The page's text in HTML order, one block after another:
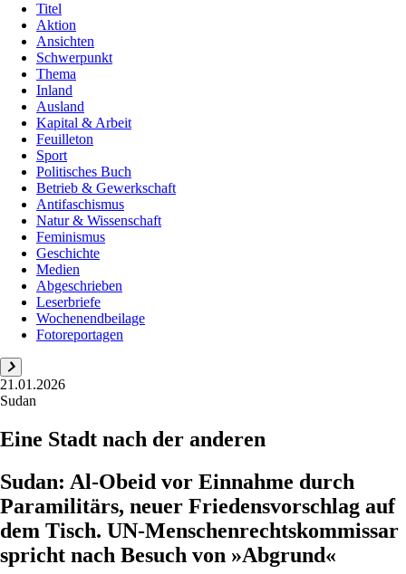
Titel
Aktion
Ansichten
Schwerpunkt
Thema
Inland
Ausland
Kapital & Arbeit
Feuilleton
Sport
Politisches Buch
Betrieb & Gewerkschaft
Antifaschismus
Natur & Wissenschaft
Feminismus
Geschichte
Medien
Abgeschrieben
Leserbriefe
Wochenendbeilage
Fotoreportagen
21.01.2026
Sudan
Eine Stadt nach der anderen
Sudan: Al-Obeid vor Einnahme durch
Paramilitärs, neuer Friedensvorschlag auf
dem Tisch. UN-Menschenrechtskommissar
spricht nach Besuch von »Abgrund«